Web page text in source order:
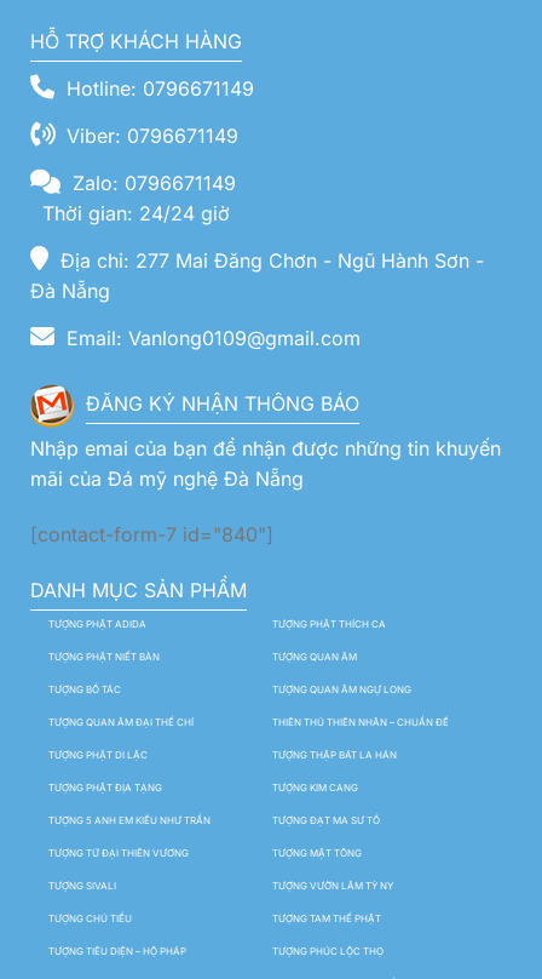
HỖ TRỢ KHÁCH HÀNG
Hotline: 0796671149
Viber: 0796671149
Zalo: 0796671149
Thời gian: 24/24 giờ
Địa chỉ: 277 Mai Đăng Chơn - Ngũ Hành Sơn -
Đà Nẵng
Email: Vanlong0109@gmail.com
ĐĂNG KÝ NHẬN THÔNG BÁO
Nhập emai của bạn để nhận được những tin khuyến
mãi của Đá mỹ nghệ Đà Nẵng
[contact-form-7 id="840"]
DANH MỤC SẢN PHẨM
TƯỢNG PHẬT ADIDA TƯỢNG PHẬT THÍCH CA
TƯỢNG PHẬT NIẾT BÀN TƯỢNG QUAN ÂM
TƯỢNG BỒ TÁC TƯỢNG QUAN ÂM NGỰ LONG
TƯỢNG QUAN ÂM ĐẠI THẾ CHÍ THIÊN THỦ THIÊN NHÃN – CHUẨN ĐỀ
TƯỢNG PHẬT DI LẶC TƯỢNG THẬP BÁT LA HÁN
TƯỢNG PHẬT ĐỊA TẠNG TƯỢNG KIM CANG
TƯỢNG 5 ANH EM KIỀU NHƯ TRẦN TƯỢNG ĐẠT MA SƯ TỔ
TƯỢNG TỨ ĐẠI THIÊN VƯƠNG TƯỢNG MẬT TÔNG
TƯỢNG SIVALI TƯỢNG VƯỜN LÂM TỲ NY
TƯỢNG CHÚ TIỂU TƯỢNG TAM THẾ PHẬT
TƯỢNG TIÊU DIỆN – HỘ PHÁP TƯỢNG PHÚC LỘC THỌ